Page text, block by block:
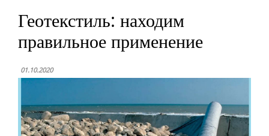
Геотекстиль: находим
правильное применение
01.10.2020